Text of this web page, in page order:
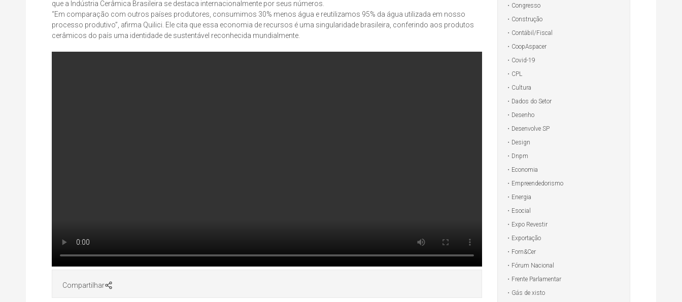
que a Indústria Cerâmica Brasileira se destaca internacionalmente por seus números.
“Em comparação com outros países produtores, consumimos 30% menos água e reutilizamos 95% da água utilizada em nosso
processo produtivo”, afirma Quilici. Ele cita que essa economia de recursos é uma singularidade brasileira, conferindo aos produtos
cerâmicos do país uma identidade de sustentável reconhecida mundialmente.
Compartilhar
Congresso
Construção
Contábil/Fiscal
CoopAspacer
Covid-19
CPL
Cultura
Dados do Setor
Desenho
Desenvolve SP
Design
Dnpm
Economia
Empreendedorismo
Energia
Esocial
Expo Revestir
Exportação
Forn&Cer
Fórum Nacional
Frente Parlamentar
Gás de xisto